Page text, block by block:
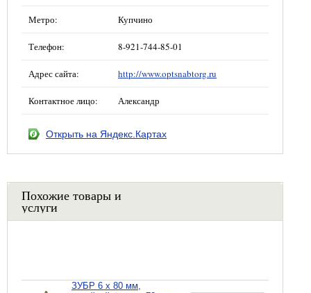
Метро: Купчино
Телефон: 8-921-744-85-01
Адрес сайта: http://www.optsnabtorg.ru
Контактное лицо: Александр
Открыть на Яндекс.Картах
Похожие товары и
услуги
ЗУБР 6 х 80 мм,